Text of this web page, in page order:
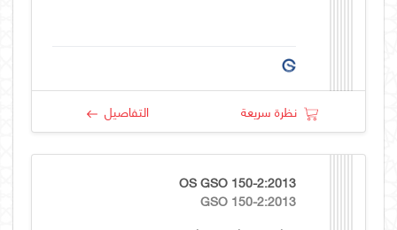
نظرة سريعة التفاصيل
OS GSO 150-2:2013
GSO 150-2:2013